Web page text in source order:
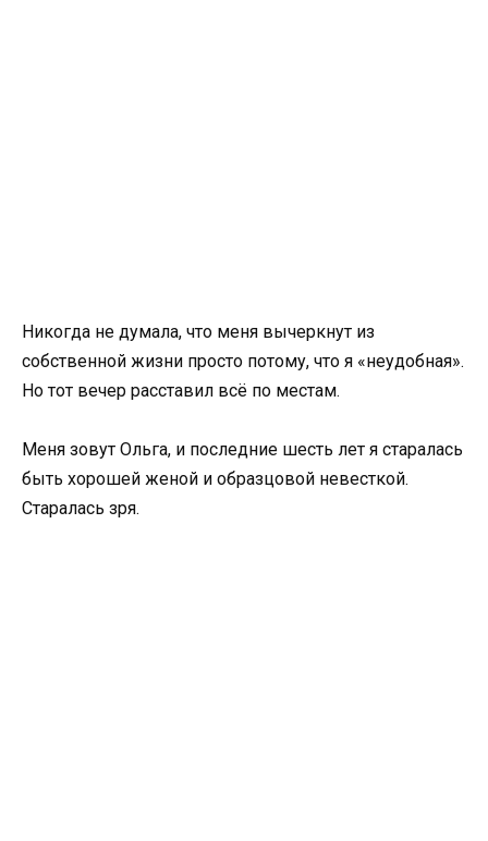
Никогда не думала, что меня вычеркнут из
собственной жизни просто потому, что я «неудобная».
Но тот вечер расставил всё по местам.
Меня зовут Ольга, и последние шесть лет я старалась
быть хорошей женой и образцовой невесткой.
Старалась зря.